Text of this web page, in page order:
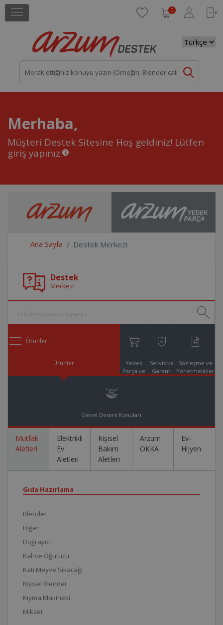
0
Merhaba,
Müşteri Destek Sitesine Hoş geldiniz! Lütfen
giriş yapınız.
Ana Sayfa Destek Merkezi
Destek
Merkezi
Ürünler
Ürünler
Yedek
Parça ve
Servis ve
Garanti
Sözleşme ve
Yönetmelikler
Genel Destek Konuları
Mutfak
Aletleri
Elektrikli
Ev
Aletleri
Kişisel
Bakım
Aletleri
Arzum
OKKA
Ev-
Hijyen
Gıda Hazırlama
Blender
Diğer
Doğrayıcı
Kahve Öğütücü
Katı Meyve Sıkacağı
Kişisel Blender
Kıyma Makinesi
Mikser